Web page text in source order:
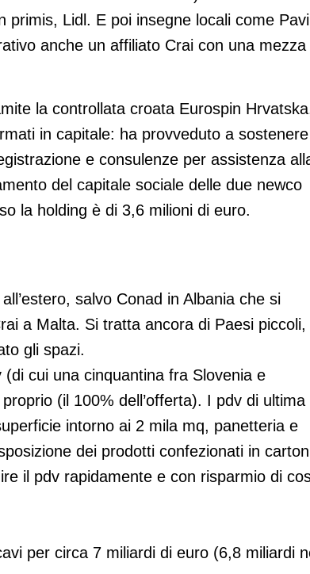
primis, Lidl. E poi insegne locali come
anche un affiliato Crai con una mezza
la controllata croata Eurospin
in capitale: ha provveduto a
e consulenze per assistenza
del capitale sociale delle due newco
la holding è di 3,6 milioni di euro.
salvo Conad in Albania che si
a Malta. Si tratta ancora di Paesi piccoli,
gli spazi.
cui una cinquantina fra Slovenia e
(il 100% dell’offerta). I pdv di ultima
intorno ai 2 mila mq, panetteria e
dei prodotti confezionati in
il pdv rapidamente e con risparmio di
per circa 7 miliardi di euro (6,8 miliardi